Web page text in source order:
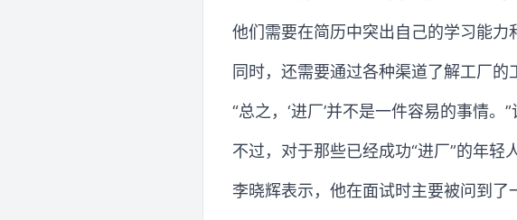
他们需要在简历中突出自己的学习能力
同时，还需要通过各种渠道了解工厂的
“总之，‘进厂’并不是一件容易的事情。”
不过，对于那些已经成功“进厂”的年轻
李晓辉表示，他在面试时主要被问到了